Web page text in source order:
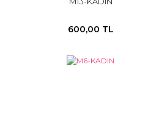
600,00 TL